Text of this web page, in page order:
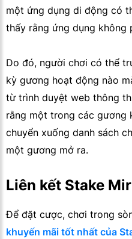
một ứng dụng di động có
thấy rằng ứng dụng không
Do đó, người chơi có thể
kỳ gương hoạt động nào
từ trình duyệt web thông
rằng một trong các gương
chuyển xuống danh sách
một gương mở ra.
Liên kết Stake
Để đặt cược, chơi trong
khuyến mãi tốt nhất của